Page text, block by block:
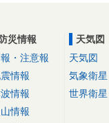
防災情報
・注意報
情報
情報
情報
天気図
天気図
気象衛星
世界衛星